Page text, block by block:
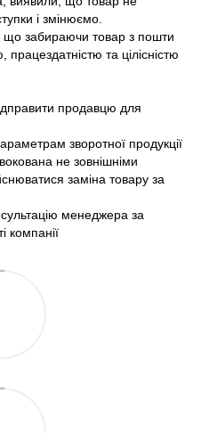
і змінюємо.
що забираючи товар з пошти
та цілісністю
продавцю для
зворотної продукції
не зовнішніми
заміна товару за
менеджера за
компанії